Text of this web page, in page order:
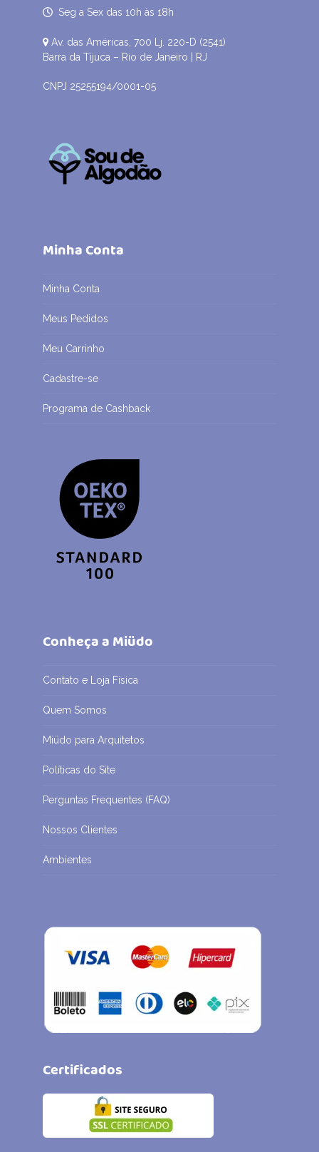
Seg a Sex das 10h às 18h
Av. das Américas, 700 Lj. 220-D (2541)
Barra da Tijuca – Rio de Janeiro | RJ
CNPJ 25255194/0001-05
Minha Conta
Minha Conta
Meus Pedidos
Meu Carrinho
Cadastre-se
Programa de Cashback
Conheça a Miüdo
Contato e Loja Física
Quem Somos
Miüdo para Arquitetos
Políticas do Site
Perguntas Frequentes (FAQ)
Nossos Clientes
Ambientes
Certificados